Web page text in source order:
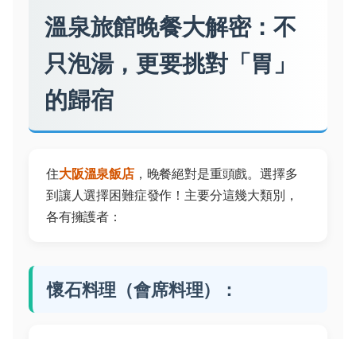
溫泉旅館晚餐大解密：不
只泡湯，更要挑對「胃」
的歸宿
住大阪溫泉飯店，晚餐絕對是重頭戲。選擇多
到讓人選擇困難症發作！主要分這幾大類別，
各有擁護者：
懷石料理（會席料理）：